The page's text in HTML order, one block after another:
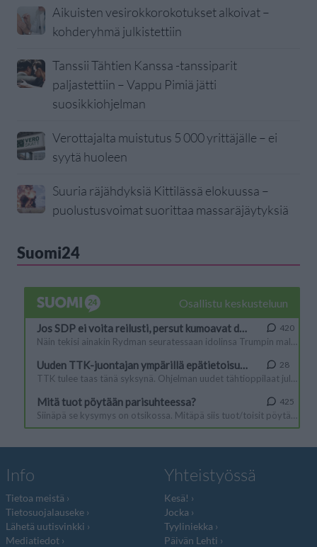
Aikuisten vesirokkorokotukset alkoivat –
kohderyhmä julkistettiin
Tanssii Tähtien Kanssa -tanssiparit
paljastettiin – Vappu Pimiä jätti
suosikkiohjelman
Verottajalta muistutus 5 000 yrittäjälle – ei
syytä huoleen
Suuria räjähdyksiä Kittilässä elokuussa –
puolustusvoimat suorittaa massaräjäytyksiä
Suomi24
Info
Tietoa meistä
Tietosuojalauseke
Lähetä uutisvinkki
Mediatiedot
Yhteistyössä
Kesä!
Jocka
Tyyliniekka
Päivän Lehti